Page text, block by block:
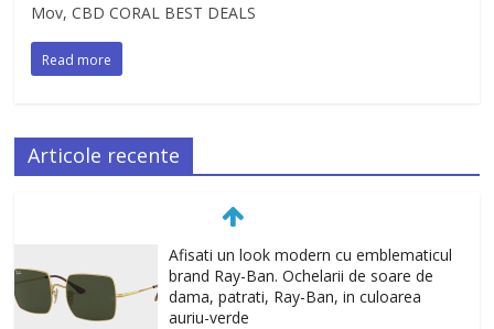
Mov, CBD CORAL BEST DEALS
Read more
Articole recente
Afisati un look modern cu emblematicul
brand Ray-Ban. Ochelarii de soare de
dama, patrati, Ray-Ban, in culoarea
auriu-verde